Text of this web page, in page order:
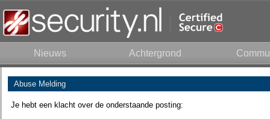
Nieuws Achtergrond
Abuse Melding
Je hebt een klacht over de onderstaande posting: